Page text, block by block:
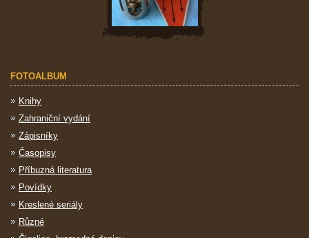
FOTOALBUM
Knihy
Zahraniční vydání
Zápisníky
Časopisy
Příbuzná literatura
Povídky
Kreslené seriály
Různé